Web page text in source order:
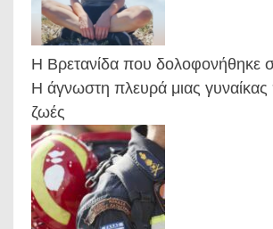
Η Βρετανίδα που δολοφονήθηκε
Η άγνωστη πλευρά μιας
ζωές